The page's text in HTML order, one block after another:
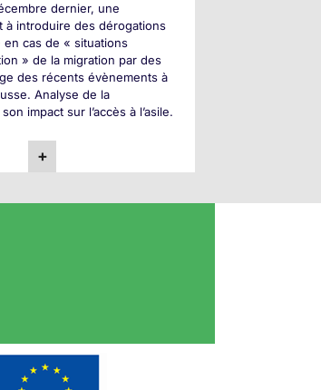
dernier, une
à introduire des dérogations
en cas de « situations
» de la migration par des
des récents évènements à
Analyse de la
impact sur l’accès à l’asile.
+